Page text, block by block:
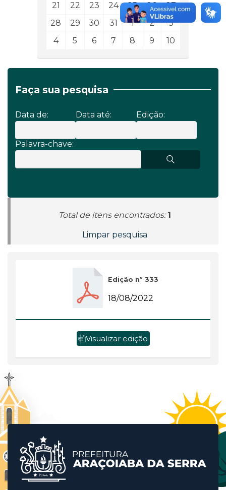
21
22 23 24 25 26
27
28
29 30 31 1 2
3
4
5 6 7 8 9 10
Faça sua pesquisa
Data de: Data até: Edição:
Palavra-chave:
Total de itens encontrados: 1
Limpar pesquisa
Edição nº 333
18/08/2022
Visualizar edição